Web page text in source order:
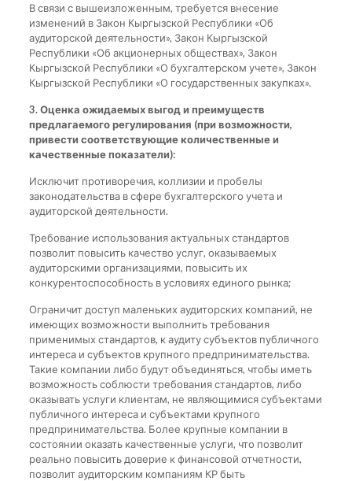
В связи с вышеизложенным, требуется внесение
изменений в Закон Кыргызской Республики «Об
аудиторской деятельности», Закон Кыргызской
Республики «Об акционерных обществах», Закон
Кыргызской Республики «О бухгалтерском учете», Закон
Кыргызской Республики «О государственных закупках».
3. Оценка ожидаемых выгод и преимуществ
предлагаемого регулирования (при возможности,
привести соответствующие количественные и
качественные показатели):
Исключит противоречия, коллизии и пробелы
законодательства в сфере бухгалтерского учета и
аудиторской деятельности.
Требование использования актуальных стандартов
позволит повысить качество услуг, оказываемых
аудиторскими организациями, повысить их
конкурентоспособность в условиях единого рынка;
Ограничит доступ маленьких аудиторских компаний, не
имеющих возможности выполнить требования
применимых стандартов, к аудиту субъектов публичного
интереса и субъектов крупного предпринимательства.
Такие компании либо будут объединяться, чтобы иметь
возможность соблюсти требования стандартов, либо
оказывать услуги клиентам, не являющимися субъектами
публичного интереса и субъектами крупного
предпринимательства. Более крупные компании в
состоянии оказать качественные услуги, что позволит
реально повысить доверие к финансовой отчетности,
позволит аудиторским компаниям КР быть